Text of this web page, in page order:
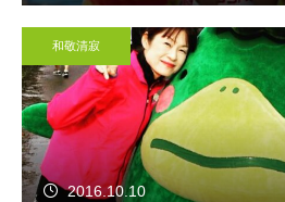
和敬清寂
2016.10.10